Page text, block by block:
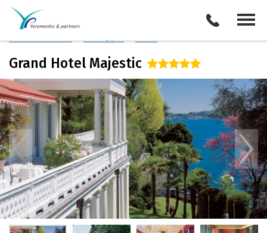
Италия
Описание отеля
Grand Hotel Majestic